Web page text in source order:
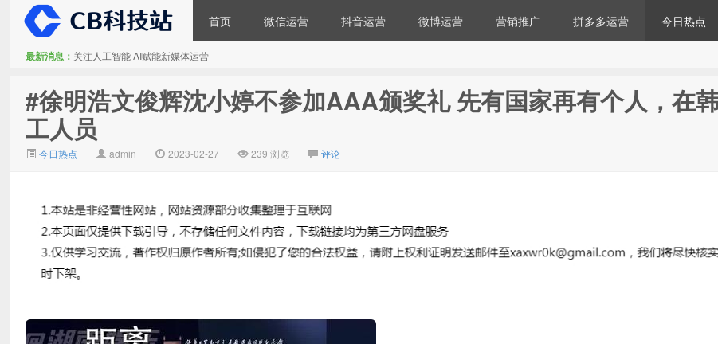
首页 微信运营 抖音运营 微博运营 营销推广 拼多多运营 今日热点
最新消息： 关注人工智能 AI赋能新媒体运营
#徐明浩文俊辉沈小婷不参加AAA颁奖礼 先有国家再有个人，在
工人员
今日热点 admin 2023-02-27 239 浏览 评论